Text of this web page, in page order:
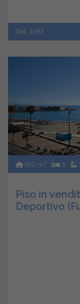
Ref. 3357
160 m2 3
Piso in
Deportivo